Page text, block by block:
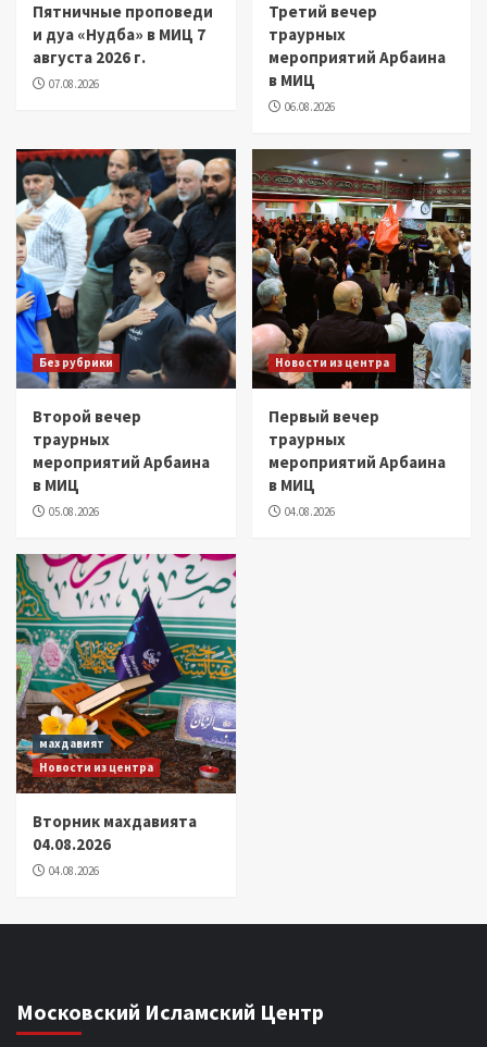
Пятничные проповеди
и дуа «Нудба» в МИЦ 7
августа 2026 г.
07.08.2026
Третий вечер
траурных
мероприятий Арбаина
в МИЦ
06.08.2026
Без рубрики
Второй вечер
траурных
мероприятий Арбаина
в МИЦ
05.08.2026
Новости из центра
Первый вечер
траурных
мероприятий Арбаина
в МИЦ
04.08.2026
махдавият
Новости из центра
Вторник махдавията
04.08.2026
04.08.2026
Московский Исламский Центр